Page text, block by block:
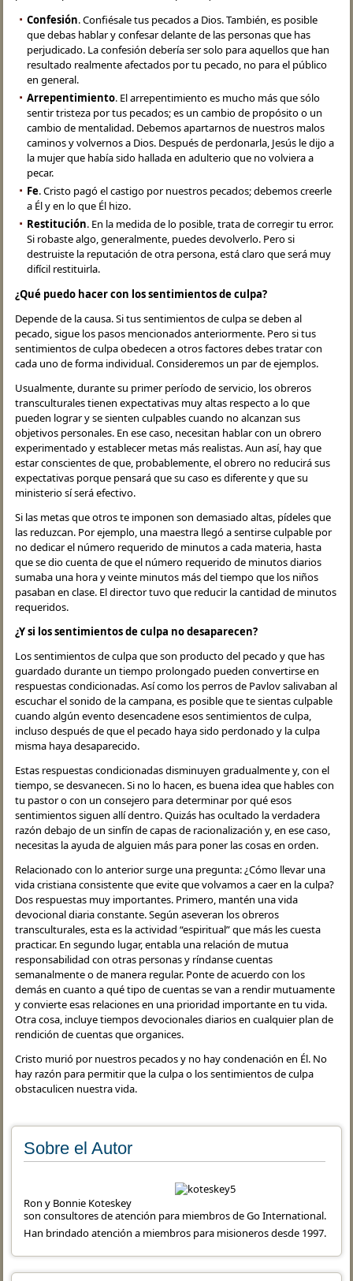
Confesión. Confiésale tus pecados a Dios. También, es posible
que debas hablar y confesar delante de las personas que has
perjudicado. La confesión debería ser solo para aquellos que han
resultado realmente afectados por tu pecado, no para el público
en general.
Arrepentimiento. El arrepentimiento es mucho más que sólo
sentir tristeza por tus pecados; es un cambio de propósito o un
cambio de mentalidad. Debemos apartarnos de nuestros malos
caminos y volvernos a Dios. Después de perdonarla, Jesús le dijo a
la mujer que había sido hallada en adulterio que no volviera a
pecar.
Fe. Cristo pagó el castigo por nuestros pecados; debemos creerle
a Él y en lo que Él hizo.
Restitución. En la medida de lo posible, trata de corregir tu error.
Si robaste algo, generalmente, puedes devolverlo. Pero si
destruiste la reputación de otra persona, está claro que será muy
difícil restituirla.
¿Qué puedo hacer con los sentimientos de culpa?
Depende de la causa. Si tus sentimientos de culpa se deben al
pecado, sigue los pasos mencionados ​​anteriormente. Pero si tus
sentimientos de culpa obedecen a otros factores debes tratar con
cada uno de forma individual. Consideremos un par de ejemplos.
Usualmente, durante su primer período de servicio, los obreros
transculturales tienen expectativas muy altas respecto a lo que
pueden lograr y se sienten culpables cuando no alcanzan sus
objetivos personales. En ese caso, necesitan hablar con un obrero
experimentado y establecer metas más realistas. Aun así, hay que
estar conscientes de que, probablemente, el obrero no reducirá sus
expectativas porque pensará que su caso es diferente y que su
ministerio sí será efectivo.
Si las metas que otros te imponen son demasiado altas, pídeles que
las reduzcan. Por ejemplo, una maestra llegó a sentirse culpable por
no dedicar el número requerido de minutos a cada materia, hasta
que se dio cuenta de que el número requerido de minutos diarios
sumaba una hora y veinte minutos más del tiempo que los niños
pasaban en clase. El director tuvo que reducir la cantidad de minutos
requeridos.
¿Y si los sentimientos de culpa no desaparecen?
Los sentimientos de culpa que son producto del pecado y que has
guardado durante un tiempo prolongado pueden convertirse en
respuestas condicionadas. Así como los perros de Pavlov salivaban al
escuchar el sonido de la campana, es posible que te sientas culpable
cuando algún evento desencadene esos sentimientos de culpa,
incluso después de que el pecado haya sido perdonado y la culpa
misma haya desaparecido.
Estas respuestas condicionadas disminuyen gradualmente y, con el
tiempo, se desvanecen. Si no lo hacen, es buena idea que hables con
tu pastor o con un consejero para determinar por qué esos
sentimientos siguen allí dentro. Quizás has ocultado la verdadera
razón debajo de un sinfín de capas de racionalización y, en ese caso,
necesitas la ayuda de alguien más para poner las cosas en orden.
Relacionado con lo anterior surge una pregunta: ¿Cómo llevar una
vida cristiana consistente que evite que volvamos a caer en la culpa?
Dos respuestas muy importantes. Primero, mantén una vida
devocional diaria constante. Según aseveran los obreros
transculturales, esta es la actividad “espiritual” que más les cuesta
practicar. En segundo lugar, entabla una relación de mutua
responsabilidad con otras personas y ríndanse cuentas
semanalmente o de manera regular. Ponte de acuerdo con los
demás en cuanto a qué tipo de cuentas se van a rendir mutuamente
y convierte esas relaciones en una prioridad importante en tu vida.
Otra cosa, incluye tiempos devocionales diarios en cualquier plan de
rendición de cuentas que organices.
Cristo murió por nuestros pecados y no hay condenación en Él. No
hay razón para permitir que la culpa o los sentimientos de culpa
obstaculicen nuestra vida.
Sobre el Autor
Ron y Bonnie Koteskey
son consultores de atención para miembros de Go International.
Han brindado atención a miembros para misioneros desde 1997.